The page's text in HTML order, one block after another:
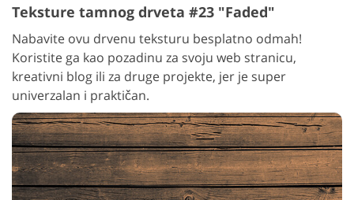
Teksture tamnog drveta #23 "Faded"
Nabavite ovu drvenu teksturu besplatno odmah!
Koristite ga kao pozadinu za svoju web stranicu,
kreativni blog ili za druge projekte, jer je super
univerzalan i praktičan.